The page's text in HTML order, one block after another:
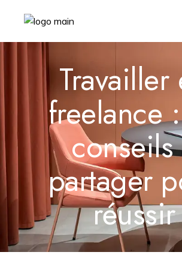
Travailler
freelance
conseils
partager
réussir